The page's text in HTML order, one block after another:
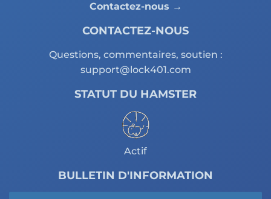
Contactez-nous →
CONTACTEZ-NOUS
Questions, commentaires, soutien :
support@lock401.com
STATUT DU HAMSTER
Actif
BULLETIN D'INFORMATION